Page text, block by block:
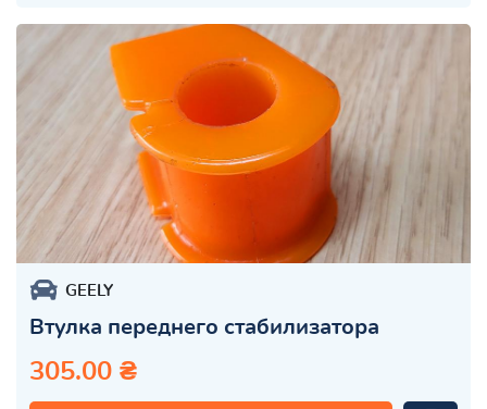
GEELY
Втулка переднего стабилизатора
305.00 ₴